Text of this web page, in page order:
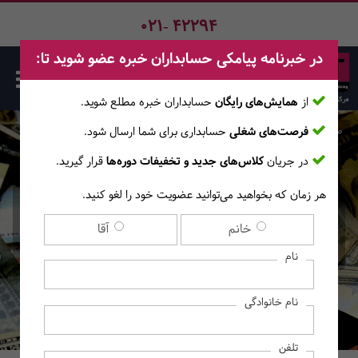
021- 42294
کارگاه غیرحضوری تسعیر ارز
(آموزش‌های آفلاین)
صفحه اصلی دوره‌ها
در خبرنامه پیامکی حسابداران خبره عضو شوید تا:
از همایش‌های رایگان حسابداران خبره مطلع ‎شوید.
فرصت‌های شغلی حسابداری برای شما ارسال شود.
در جریانکلاس‌های جدید و تخفیفات دوره‌هاقرار گیرید.
هر زمان که بخواهید می‌توانید عضویت خود را لغو کنید.
خانم آقا
نام
نام خانوادگی
تلفن